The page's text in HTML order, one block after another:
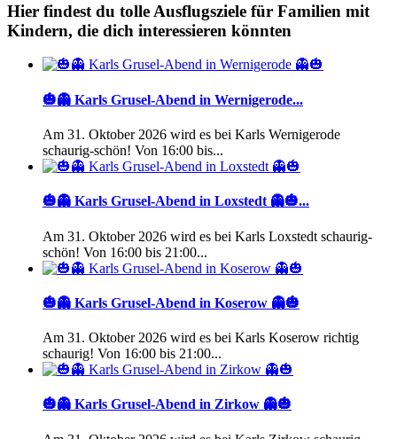
Hier findest du tolle Ausflugsziele für Familien mit
Kindern, die dich interessieren könnten
🎃👻 Karls Grusel-Abend in Wernigerode...
Am 31. Oktober 2026 wird es bei Karls Wernigerode
schaurig-schön! Von 16:00 bis...
🎃👻 Karls Grusel-Abend in Loxstedt 👻🎃...
Am 31. Oktober 2026 wird es bei Karls Loxstedt schaurig-
schön! Von 16:00 bis 21:00...
🎃👻 Karls Grusel-Abend in Koserow 👻🎃
Am 31. Oktober 2026 wird es bei Karls Koserow richtig
schaurig! Von 16:00 bis 21:00...
🎃👻 Karls Grusel-Abend in Zirkow 👻🎃